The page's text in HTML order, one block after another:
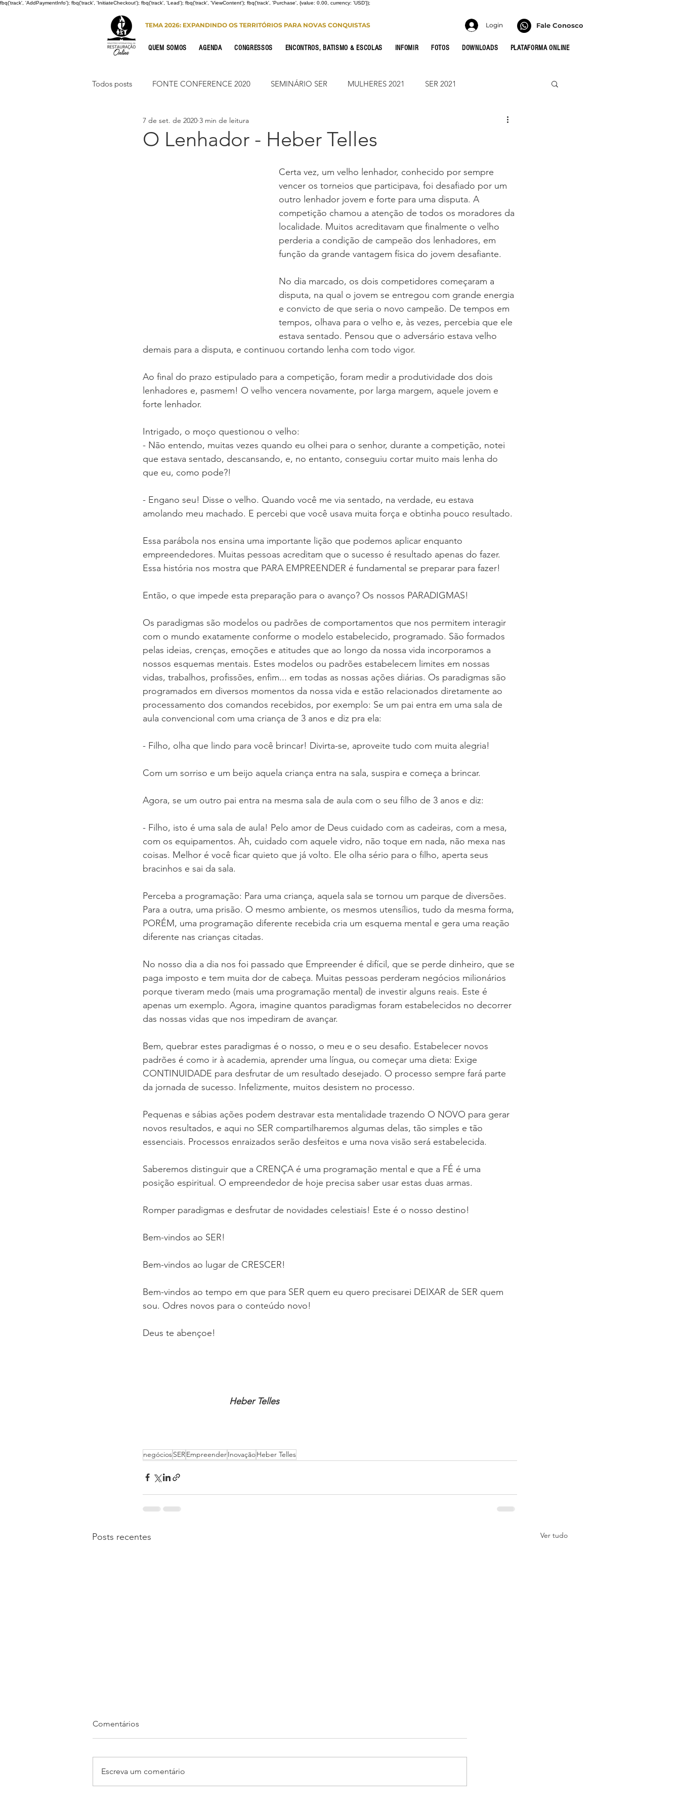
fbq('track', 'AddPaymentInfo'); fbq('track', 'InitiateCheckout'); fbq('track', 'Lead'); fbq('track', 'ViewContent'); fbq('track', 'Purchase', {value: 0.00, currency: 'USD'});
TEMA 2026: EXPANDINDO OS TERRITÓRIOS PARA NOVAS CONQUISTAS Fale Conosco
QUEM SOMOS AGENDA CONGRESSOS ENCONTROS, BATISMO & ESCOLAS INFOMIR FOTOS DOWNLOADS PLATAFORMA ONLINE
Login
Todos posts FONTE CONFERENCE 2020 SEMINÁRIO SER MULHERES 2021 SER 2021
CONGRESSO DE HOMENS FONTE CONFERENCE HONRA
JUMP SUMARÉ 2022 JUMP SUMARÉ MULHERES
CFNI DOUTRINA CONSOLIDAÇÃO COBLAP
Congresso de Crianças HOMENS MULHERES E CASAIS
O Lenhador - Heber Telles
7 de set. de 2020 3 min de leitura
Certa vez, um velho lenhador, conhecido por sempre
vencer os torneios que participava, foi desafiado por um
outro lenhador jovem e forte para uma disputa. A
competição chamou a atenção de todos os moradores da
localidade. Muitos acreditavam que finalmente o velho
perderia a condição de campeão dos lenhadores, em
função da grande vantagem física do jovem desafiante.
No dia marcado, os dois competidores começaram a
disputa, na qual o jovem se entregou com grande energia
e convicto de que seria o novo campeão. De tempos em
tempos, olhava para o velho e, às vezes, percebia que ele
estava sentado. Pensou que o adversário estava velho
demais para a disputa, e continuou cortando lenha com todo vigor.
Ao final do prazo estipulado para a competição, foram medir a produtividade dos dois
lenhadores e, pasmem! O velho vencera novamente, por larga margem, aquele jovem e
forte lenhador.
Intrigado, o moço questionou o velho:
- Não entendo, muitas vezes quando eu olhei para o senhor, durante a competição, notei
que estava sentado, descansando, e, no entanto, conseguiu cortar muito mais lenha do
que eu, como pode?!
- Engano seu! Disse o velho. Quando você me via sentado, na verdade, eu estava
amolando meu machado. E percebi que você usava muita força e obtinha pouco resultado.
Essa parábola nos ensina uma importante lição que podemos aplicar enquanto
empreendedores. Muitas pessoas acreditam que o sucesso é resultado apenas do fazer.
Essa história nos mostra que PARA EMPREENDER é fundamental se preparar para fazer!
Então, o que impede esta preparação para o avanço? Os nossos PARADIGMAS!
Os paradigmas são modelos ou padrões de comportamentos que nos permitem interagir
com o mundo exatamente conforme o modelo estabelecido, programado. São formados
pelas ideias, crenças, emoções e atitudes que ao longo da nossa vida incorporamos a
nossos esquemas mentais. Estes modelos ou padrões estabelecem limites em nossas
vidas, trabalhos, profissões, enfim... em todas as nossas ações diárias. Os paradigmas são
programados em diversos momentos da nossa vida e estão relacionados diretamente ao
processamento dos comandos recebidos, por exemplo: Se um pai entra em uma sala de
aula convencional com uma criança de 3 anos e diz pra ela:
- Filho, olha que lindo para você brincar! Divirta-se, aproveite tudo com muita alegria!
Com um sorriso e um beijo aquela criança entra na sala, suspira e começa a brincar.
Agora, se um outro pai entra na mesma sala de aula com o seu filho de 3 anos e diz:
- Filho, isto é uma sala de aula! Pelo amor de Deus cuidado com as cadeiras, com a mesa,
com os equipamentos. Ah, cuidado com aquele vidro, não toque em nada, não mexa nas
coisas. Melhor é você ficar quieto que já volto. Ele olha sério para o filho, aperta seus
bracinhos e sai da sala.
Perceba a programação: Para uma criança, aquela sala se tornou um parque de diversões.
Para a outra, uma prisão. O mesmo ambiente, os mesmos utensílios, tudo da mesma forma,
PORÉM, uma programação diferente recebida cria um esquema mental e gera uma reação
diferente nas crianças citadas.
No nosso dia a dia nos foi passado que Empreender é difícil, que se perde dinheiro, que se
paga imposto e tem muita dor de cabeça. Muitas pessoas perderam negócios milionários
porque tiveram medo (mais uma programação mental) de investir alguns reais. Este é
apenas um exemplo. Agora, imagine quantos paradigmas foram estabelecidos no decorrer
das nossas vidas que nos impediram de avançar.
Bem, quebrar estes paradigmas é o nosso, o meu e o seu desafio. Estabelecer novos
padrões é como ir à academia, aprender uma língua, ou começar uma dieta: Exige
CONTINUIDADE para desfrutar de um resultado desejado. O processo sempre fará parte
da jornada de sucesso. Infelizmente, muitos desistem no processo.
Pequenas e sábias ações podem destravar esta mentalidade trazendo O NOVO para gerar
novos resultados, e aqui no SER compartilharemos algumas delas, tão simples e tão
essenciais. Processos enraizados serão desfeitos e uma nova visão será estabelecida.
Saberemos distinguir que a CRENÇA é uma programação mental e que a FÉ é uma
posição espiritual. O empreendedor de hoje precisa saber usar estas duas armas.
Romper paradigmas e desfrutar de novidades celestiais! Este é o nosso destino!
Bem-vindos ao SER!
Bem-vindos ao lugar de CRESCER!
Bem-vindos ao tempo em que para SER quem eu quero precisarei DEIXAR de SER quem
sou. Odres novos para o conteúdo novo!
Deus te abençoe!
Heber Telles
negóciosSEREmpreenderInovaçãoHeber Telles
Posts recentes Ver tudo
Comentários
Escreva um comentário